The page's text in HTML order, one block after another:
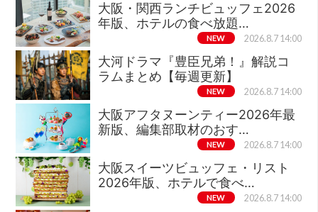
大阪・関西ランチビュッフェ2026
年版、ホテルの食べ放題…
NEW 2026.8.7 14:00
大河ドラマ『豊臣兄弟！』解説コ
ラムまとめ【毎週更新】
NEW 2026.8.7 14:00
大阪アフタヌーンティー2026年最
新版、編集部取材のおす…
NEW 2026.8.7 14:00
大阪スイーツビュッフェ・リスト
2026年版、ホテルで食べ…
NEW 2026.8.7 14:00